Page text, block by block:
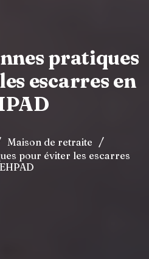
pratiques
escarres en
Maison de retraite /
pour éviter les escarres